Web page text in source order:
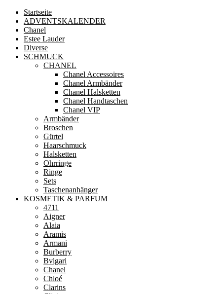
Startseite
ADVENTSKALENDER
Chanel
Estee Lauder
Diverse
SCHMUCK
CHANEL
Chanel Accessoires
Chanel Armbänder
Chanel Halsketten
Chanel Handtaschen
Chanel VIP
Armbänder
Broschen
Gürtel
Haarschmuck
Halsketten
Ohrringe
Ringe
Sets
Taschenanhänger
KOSMETIK & PARFUM
4711
Aigner
Alaia
Aramis
Armani
Burberry
Bvlgari
Chanel
Chloé
Clarins